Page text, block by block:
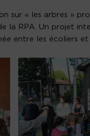
sur « les arbres »
la RPA. Un projet
entre les écoliers et